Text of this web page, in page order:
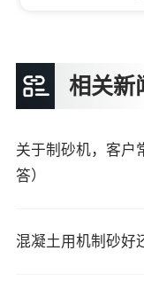
相关新
关于制砂机，客户
答）
混凝土用机制砂好